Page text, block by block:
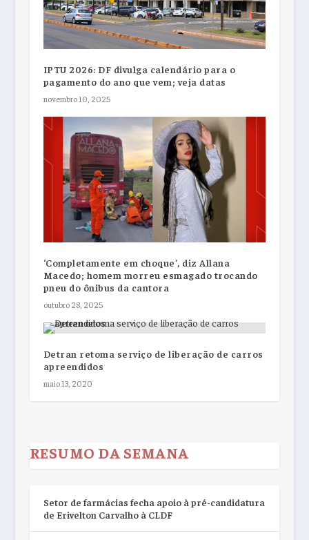
IPTU 2026: DF divulga calendário para o
pagamento do ano que vem; veja datas
novembro 10, 2025
‘Completamente em choque’, diz Allana
Macedo; homem morreu esmagado trocando
pneu do ônibus da cantora
outubro 28, 2025
Detran retoma serviço de liberação de carros
apreendidos
maio 13, 2020
RESUMO DA SEMANA
Setor de farmácias fecha apoio à pré-candidatura
de Erivelton Carvalho à CLDF